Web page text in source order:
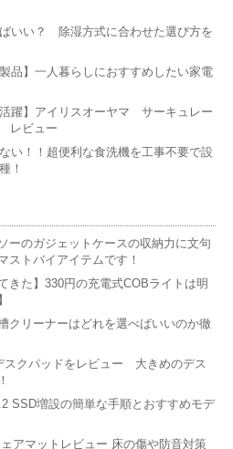
いい？ 除湿方式に合わせた選び方を
品】一人暮らしにおすすめしたい家電
活躍】アイリスオーヤマ サーキュレー
レビュー
い！！超便利な食洗機を工事不要で設
！
ーのガジェットケースの収納力に文句
ストバイアイテムです！
きた】330円の充電式COBライトは明
クリーナーはどれを選べばいいのか徹
スクパッドをレビュー 大きめのデス
SSD増設の簡単な手順とおすすめモデ
アマットレビュー 床の傷や防音対策